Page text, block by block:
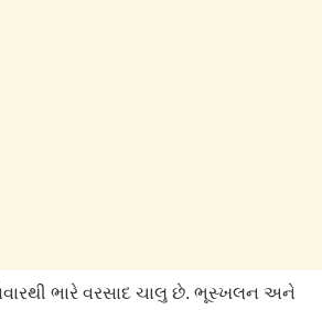
ભારે વરસાદ ચાલુ છે. ભૂસ્ખલન અને